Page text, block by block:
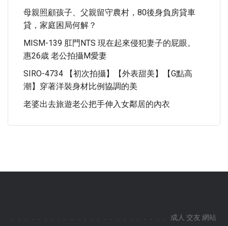
母親照顧孩子、父親留守農村，80後身負房貸車
貸，家庭困局何解？
MISM-139 肛門NTS 現在起來侵犯妻子的屁眼。
惠26歳 老公拍攝M愛妻
SIRO-4734 【初次拍攝】【外表甜美】【G點高
潮】穿著洋裝身材比例協調的美
老婆出去旅遊老公把手伸入女鄰居的內衣
成人 交友 網站